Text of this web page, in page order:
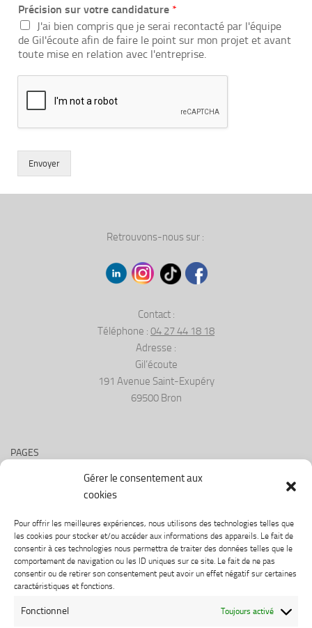
Gérer le consentement aux
cookies
Pour offrir les meilleures expériences, nous utilisons des technologies telles que
les cookies pour stocker et/ou accéder aux informations des appareils. Le fait de
consentir à ces technologies nous permettra de traiter des données telles que le
comportement de navigation ou les ID uniques sur ce site. Le fait de ne pas
consentir ou de retirer son consentement peut avoir un effet négatif sur certaines
caractéristiques et fonctions.
Fonctionnel Toujours activé
Précision sur votre candidature *
J'ai bien compris que je serai recontacté par l'équipe
de Gil'écoute afin de faire le point sur mon projet et avant
toute mise en relation avec l'entreprise.
Envoyer
Retrouvons-nous sur :
Contact :
Téléphone : 04 27 44 18 18
Adresse :
Gil’écoute
191 Avenue Saint-Exupéry
69500 Bron
PAGES
Qui sommes-nous
Politique de cookies (UE)